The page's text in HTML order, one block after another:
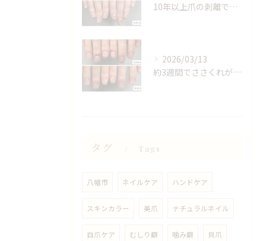
10年以上爪の剥離でお悩みのお客様。
2026/03/13
約3週間でささくれがこんなに綺麗になりました✨
タグ Tags
八幡市 ネイルケア ハンドケア
スキンカラー 美爪 ナチュラルネイル
自爪ケア むしり癖 噛み癖 貝爪